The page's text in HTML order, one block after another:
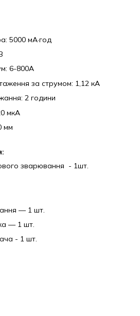
5000 мА·год
6-800А
за струмом: 1,12 кА
2 години
мкА
мм
зварювання - 1шт.
— 1 шт.
— 1 шт.
- 1 шт.